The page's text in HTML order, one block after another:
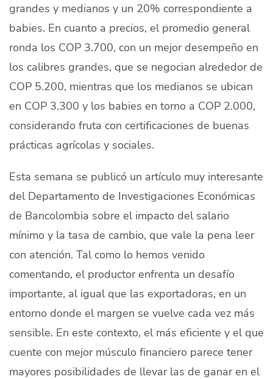
grandes y medianos y un 20% correspondiente a
babies. En cuanto a precios, el promedio general
ronda los COP 3.700, con un mejor desempeño en
los calibres grandes, que se negocian alrededor de
COP 5.200, mientras que los medianos se ubican
en COP 3.300 y los babies en torno a COP 2.000,
considerando fruta con certificaciones de buenas
prácticas agrícolas y sociales.
Esta semana se publicó un artículo muy interesante
del Departamento de Investigaciones Económicas
de Bancolombia sobre el impacto del salario
mínimo y la tasa de cambio, que vale la pena leer
con atención. Tal como lo hemos venido
comentando, el productor enfrenta un desafío
importante, al igual que las exportadoras, en un
entorno donde el margen se vuelve cada vez más
sensible. En este contexto, el más eficiente y el que
cuente con mejor músculo financiero parece tener
mayores posibilidades de llevar las de ganar en el